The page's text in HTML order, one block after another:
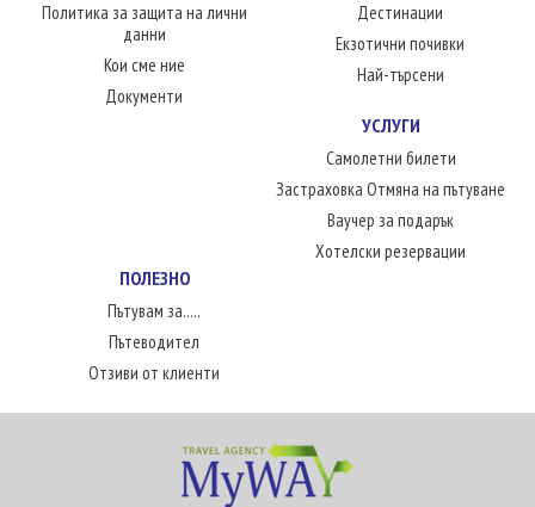
Политика за защита на лични
данни
Кои сме ние
Документи
Дестинации
Екзотични почивки
Най-търсени
УСЛУГИ
Самолетни билети
Застраховка Отмяна на пътуване
Ваучер за подарък
Хотелски резервации
ПОЛЕЗНО
Пътувам за.....
Пътеводител
Отзиви от клиенти